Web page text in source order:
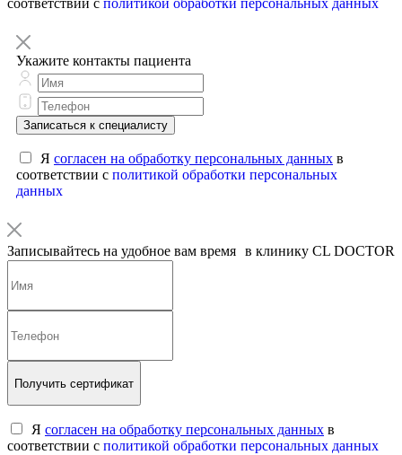
соответствии с политикой обработки персональных данных
Укажите контакты пациента
Записаться к специалисту
Я согласен на обработку персональных данных в
соответствии с политикой обработки персональных
данных
Записывайтесь на удобное вам время в клинику CL DOCTOR
Получить сертификат
Я согласен на обработку персональных данных в
соответствии с политикой обработки персональных данных